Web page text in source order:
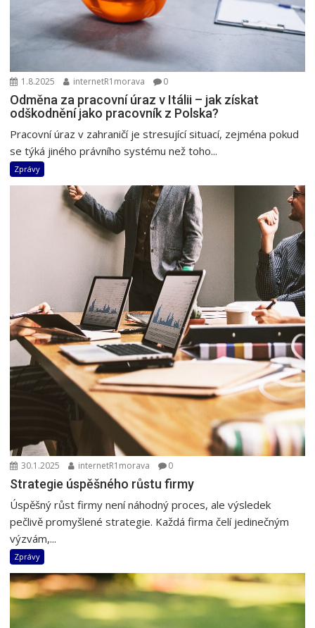
1.8.2025 internetR1morava 0
Odměna za pracovní úraz v Itálii – jak získat
odškodnění jako pracovník z Polska?
Pracovní úraz v zahraničí je stresující situací, zejména pokud
se týká jiného právního systému než toho...
Zprávy
30.1.2025 internetR1morava 0
Strategie úspěšného růstu firmy
Úspěšný růst firmy není náhodný proces, ale výsledek
pečlivě promyšlené strategie. Každá firma čelí jedinečným
výzvám,...
Zprávy